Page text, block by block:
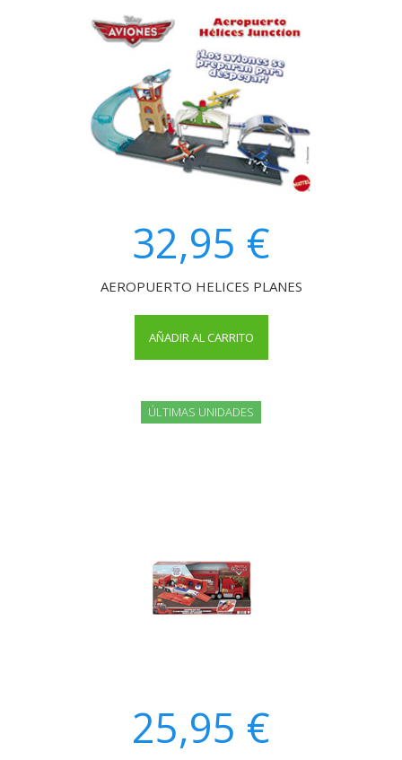
32,95 €
AEROPUERTO HELICES PLANES
AÑADIR AL CARRITO
ÚLTIMAS UNIDADES
25,95 €